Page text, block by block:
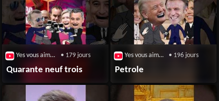
Yes vous aime / Broute • 179 jours
Quarante neuf trois
Yes vous aime / Broute • 196 jours
Petrole